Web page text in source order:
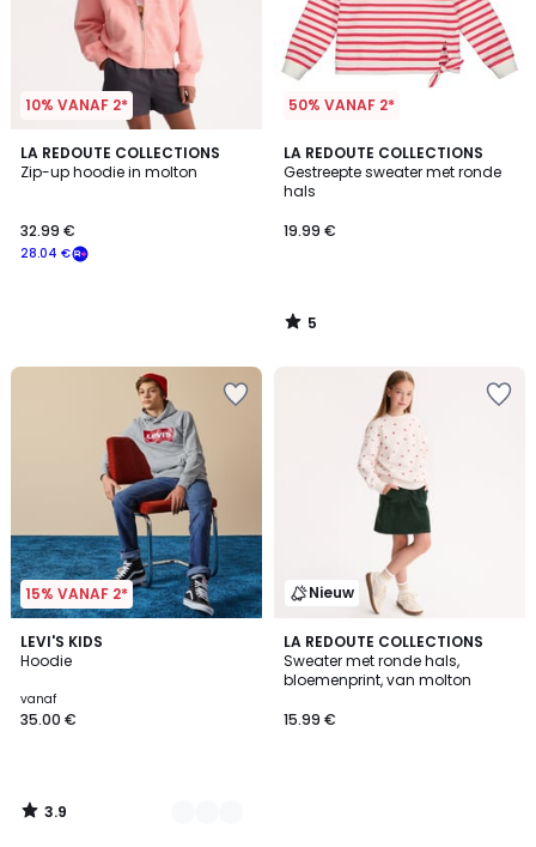
10% VANAF 2*
LA REDOUTE COLLECTIONS
Zip-up hoodie in molton
28.04 €
32.99 €
50% VANAF 2*
LA REDOUTE COLLECTIONS
Gestreepte sweater met ronde
hals
19.99 €
5
/
5
5
/
15% VANAF 2*
LEVI'S KIDS
Hoodie
vanaf
35.00 €
3.9
/ 5
3
Kleuren
3.9
/
Nieuw
LA REDOUTE COLLECTIONS
Sweater met ronde hals,
bloemenprint, van molton
15.99 €